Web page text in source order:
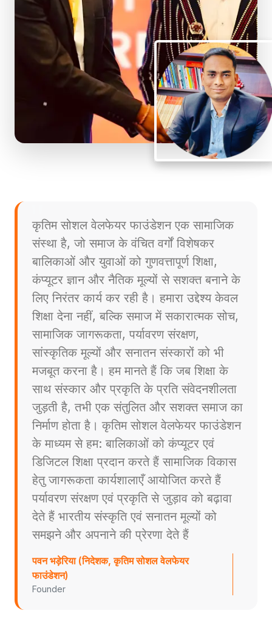
कृतिम सोशल वेलफेयर फाउंडेशन एक सामाजिक
संस्था है, जो समाज के वंचित वर्गों विशेषकर
बालिकाओं और युवाओं को गुणवत्तापूर्ण शिक्षा,
कंप्यूटर ज्ञान और नैतिक मूल्यों से सशक्त बनाने के
लिए निरंतर कार्य कर रही है। हमारा उद्देश्य केवल
शिक्षा देना नहीं, बल्कि समाज में सकारात्मक सोच,
सामाजिक जागरूकता, पर्यावरण संरक्षण,
सांस्कृतिक मूल्यों और सनातन संस्कारों को भी
मजबूत करना है। हम मानते हैं कि जब शिक्षा के
साथ संस्कार और प्रकृति के प्रति संवेदनशीलता
जुड़ती है, तभी एक संतुलित और सशक्त समाज का
निर्माण होता है। कृतिम सोशल वेलफेयर फाउंडेशन
के माध्यम से हम: बालिकाओं को कंप्यूटर एवं
डिजिटल शिक्षा प्रदान करते हैं सामाजिक विकास
हेतु जागरूकता कार्यशालाएँ आयोजित करते हैं
पर्यावरण संरक्षण एवं प्रकृति से जुड़ाव को बढ़ावा
देते हैं भारतीय संस्कृति एवं सनातन मूल्यों को
समझने और अपनाने की प्रेरणा देते हैं
पवन भड़ेरिया (निदेशक, कृतिम सोशल वेलफेयर
फाउंडेशन)
Founder